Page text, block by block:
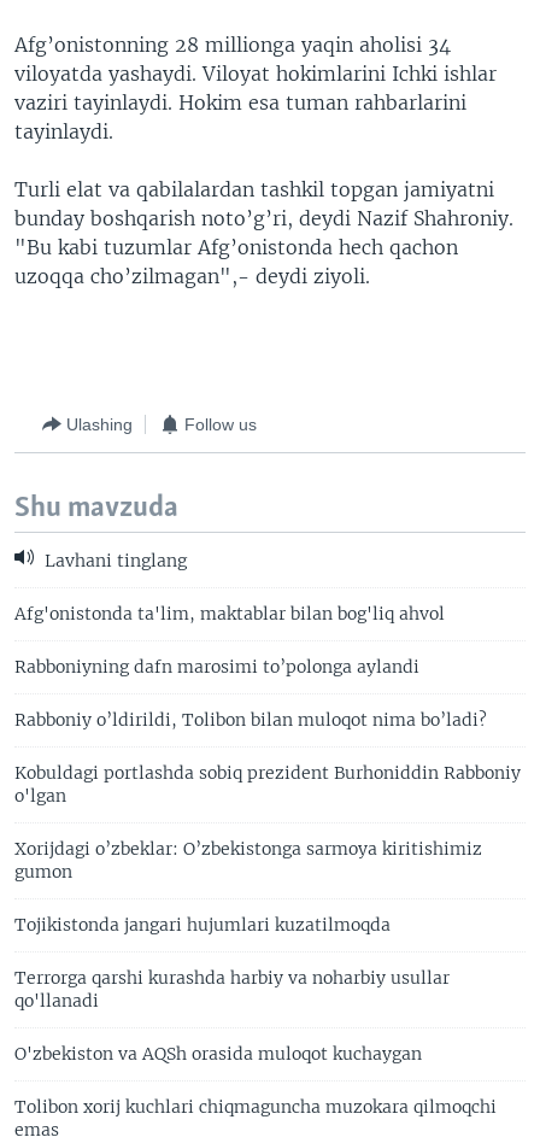
Afg’onistonning 28 millionga yaqin aholisi 34
viloyatda yashaydi. Viloyat hokimlarini Ichki ishlar
vaziri tayinlaydi. Hokim esa tuman rahbarlarini
tayinlaydi.
Turli elat va qabilalardan tashkil topgan jamiyatni
bunday boshqarish noto’g’ri, deydi Nazif Shahroniy.
"Bu kabi tuzumlar Afg’onistonda hech qachon
uzoqqa cho’zilmagan",- deydi ziyoli.
Ulashing Follow us
Shu mavzuda
Lavhani tinglang
Afg'onistonda ta'lim, maktablar bilan bog'liq ahvol
Rabboniyning dafn marosimi to’polonga aylandi
Rabboniy o’ldirildi, Tolibon bilan muloqot nima bo’ladi?
Kobuldagi portlashda sobiq prezident Burhoniddin Rabboniy
o'lgan
Xorijdagi o’zbeklar: O’zbekistonga sarmoya kiritishimiz
gumon
Tojikistonda jangari hujumlari kuzatilmoqda
Terrorga qarshi kurashda harbiy va noharbiy usullar
qo'llanadi
O'zbekiston va AQSh orasida muloqot kuchaygan
Tolibon xorij kuchlari chiqmaguncha muzokara qilmoqchi
emas